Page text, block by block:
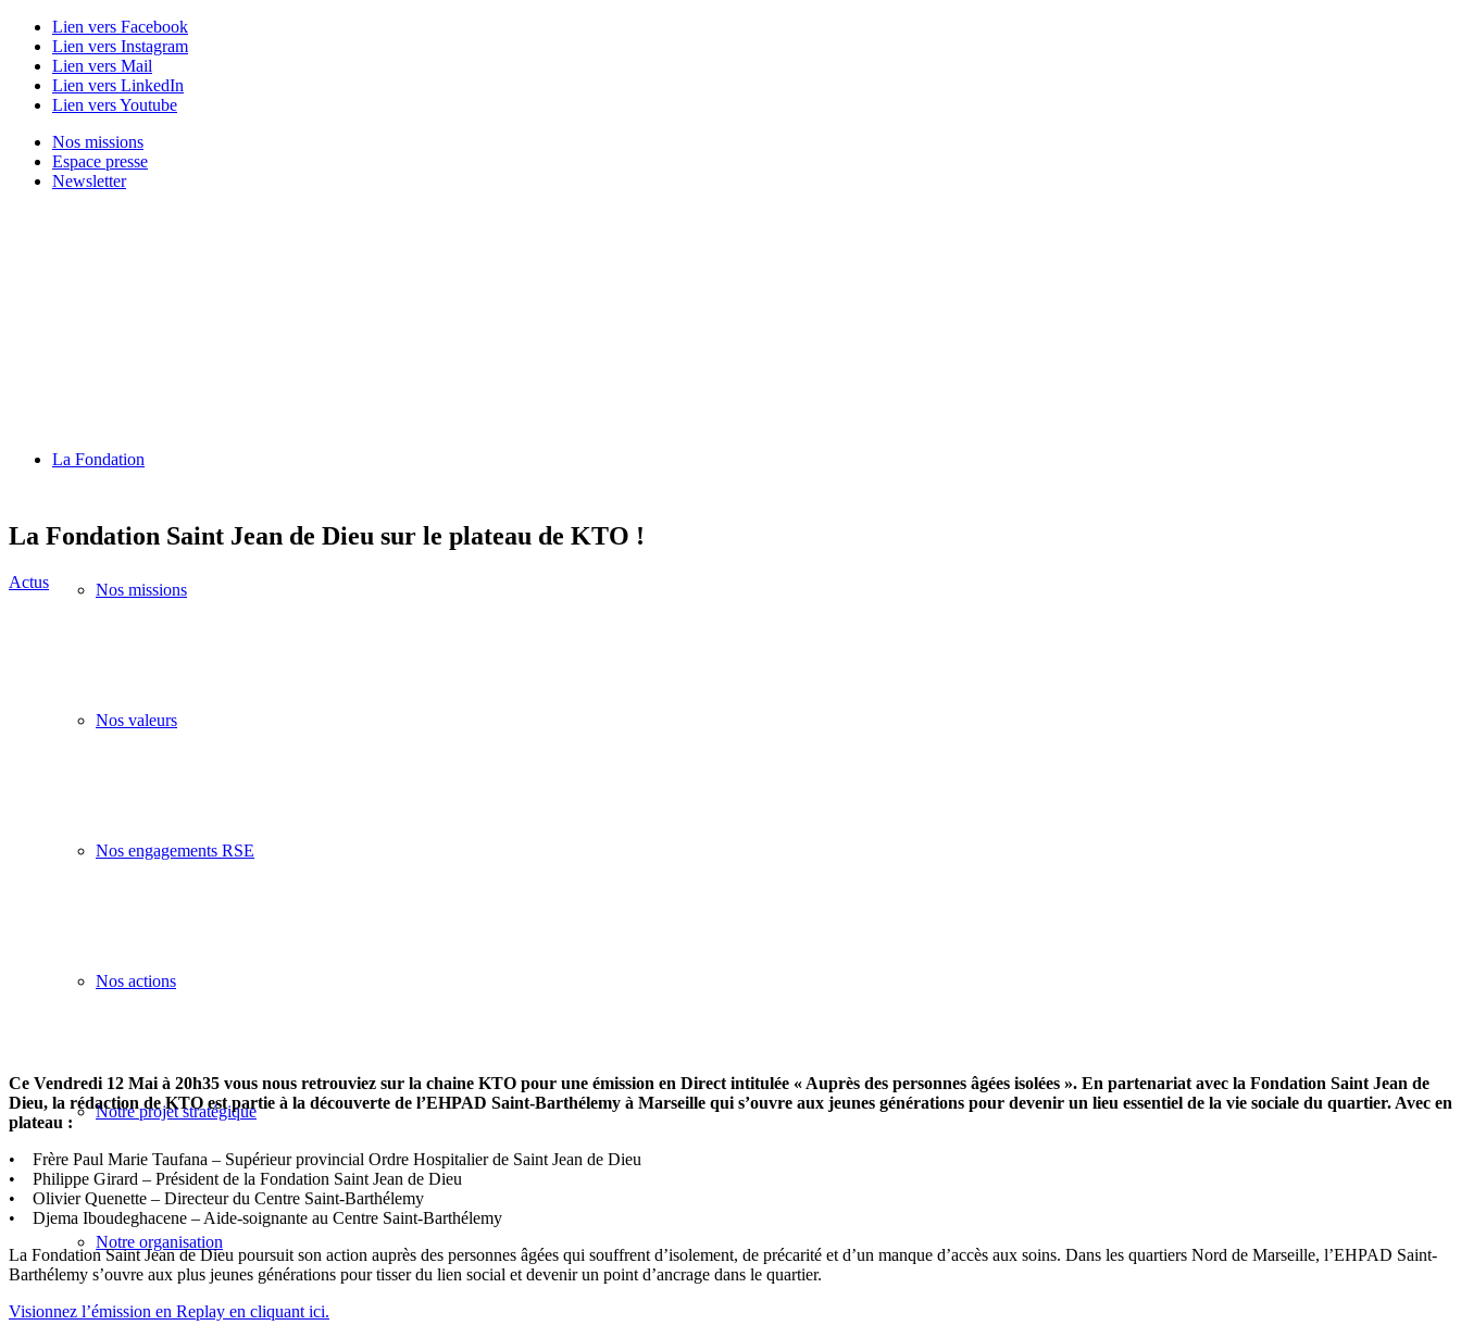
Lien vers Facebook
Lien vers Instagram
Lien vers Mail
Lien vers LinkedIn
Lien vers Youtube
Nos missions
Espace presse
Newsletter
La Fondation
Nos missions
Nos valeurs
Nos engagements RSE
Nos actions
Notre projet stratégique
Notre organisation
La Fondation Saint Jean de Dieu sur le plateau de KTO !
Actus
Ce Vendredi 12 Mai à 20h35 vous nous retrouviez sur la chaine KTO pour une émission en Direct intitulée « Auprès des personnes âgées isolées ». En partenariat avec la Fondation Saint Jean de
Dieu, la rédaction de KTO est partie à la découverte de l’EHPAD Saint-Barthélemy à Marseille qui s’ouvre aux jeunes générations pour devenir un lieu essentiel de la vie sociale du quartier. Avec en
plateau :
• Frère Paul Marie Taufana – Supérieur provincial Ordre Hospitalier de Saint Jean de Dieu
• Philippe Girard – Président de la Fondation Saint Jean de Dieu
• Olivier Quenette – Directeur du Centre Saint-Barthélemy
• Djema Iboudeghacene – Aide-soignante au Centre Saint-Barthélemy
La Fondation Saint Jean de Dieu poursuit son action auprès des personnes âgées qui souffrent d’isolement, de précarité et d’un manque d’accès aux soins. Dans les quartiers Nord de Marseille, l’EHPAD Saint-
Barthélemy s’ouvre aux plus jeunes générations pour tisser du lien social et devenir un point d’ancrage dans le quartier.
Visionnez l’émission en Replay en cliquant ici.